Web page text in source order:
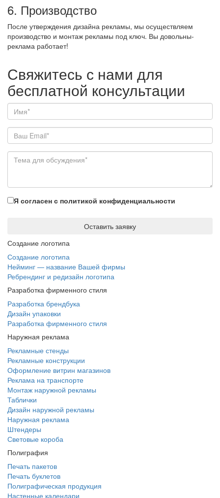
6. Производство
После утверждения дизайна рекламы, мы осуществляем
производство и монтаж рекламы под ключ. Вы довольны-
реклама работает!
Свяжитесь с нами для
бесплатной консультации
Я согласен с политикой конфиденциальности
Оставить заявку
Создание логотипа
Создание логотипа
Нейминг — название Вашей фирмы
Ребрендинг и редизайн логотипа
Разработка фирменного стиля
Разработка брендбука
Дизайн упаковки
Разработка фирменного стиля
Наружная реклама
Рекламные стенды
Рекламные конструкции
Оформление витрин магазинов
Реклама на транспорте
Монтаж наружной рекламы
Таблички
Дизайн наружной рекламы
Наружная реклама
Штендеры
Световые короба
Полиграфия
Печать пакетов
Печать буклетов
Полиграфическая продукция
Настенные календари